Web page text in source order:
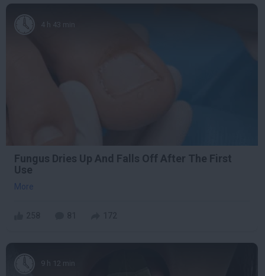
4 h 43 min
Fungus Dries Up And Falls Off After The First
Use
More
9 h 12 min